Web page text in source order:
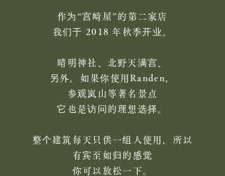
作为“宫崎屋”的第二家店
我们于 2018 年秋季开业。
晴明神社、北野天满宫、
另外，如果你使用Randen，
参观岚山等著名景点
它也是访问的理想选择。
整个建筑每天只供一组人使用，所以
有宾至如归的感觉
你可以放松一下。